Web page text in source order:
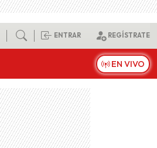
ENTRAR REGÍSTRATE
EN VIVO